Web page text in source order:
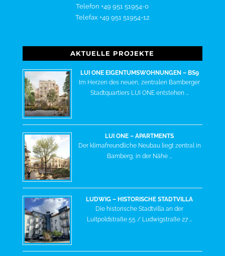
Telefon +49 951 51954-0
Telefax +49 951 51954-12
AKTUELLE PROJEKTE
LUI ONE EIGENTUMSWOHNUNGEN – BS9
Im Herzen des neuen, zentralen Bamberger
Stadtquartiers LUI ONE entstehen …
LUI ONE – APARTMENTS
Der klimafreundliche Neubau liegt zentral in
Bamberg, in der Nähe …
LUDWIG – HISTORISCHE STADTVILLA
Die historische Stadtvilla an der
Luitpoldstraße 55 / Ludwigstraße 27 …